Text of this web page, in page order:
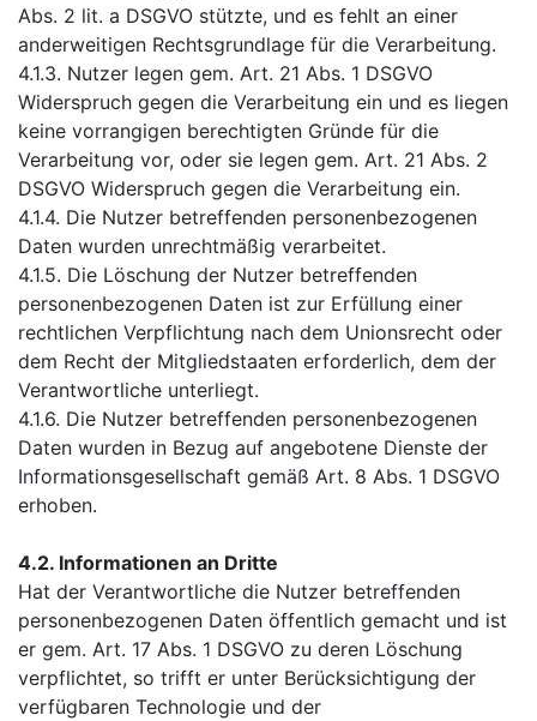
Abs. 2 lit. a DSGVO stützte, und es fehlt an einer
anderweitigen Rechtsgrundlage für die Verarbeitung.
4.1.3. Nutzer legen gem. Art. 21 Abs. 1 DSGVO
Widerspruch gegen die Verarbeitung ein und es liegen
keine vorrangigen berechtigten Gründe für die
Verarbeitung vor, oder sie legen gem. Art. 21 Abs. 2
DSGVO Widerspruch gegen die Verarbeitung ein.
4.1.4. Die Nutzer betreffenden personenbezogenen
Daten wurden unrechtmäßig verarbeitet.
4.1.5. Die Löschung der Nutzer betreffenden
personenbezogenen Daten ist zur Erfüllung einer
rechtlichen Verpflichtung nach dem Unionsrecht oder
dem Recht der Mitgliedstaaten erforderlich, dem der
Verantwortliche unterliegt.
4.1.6. Die Nutzer betreffenden personenbezogenen
Daten wurden in Bezug auf angebotene Dienste der
Informationsgesellschaft gemäß Art. 8 Abs. 1 DSGVO
erhoben.
4.2. Informationen an Dritte
Hat der Verantwortliche die Nutzer betreffenden
personenbezogenen Daten öffentlich gemacht und ist
er gem. Art. 17 Abs. 1 DSGVO zu deren Löschung
verpflichtet, so trifft er unter Berücksichtigung der
verfügbaren Technologie und der